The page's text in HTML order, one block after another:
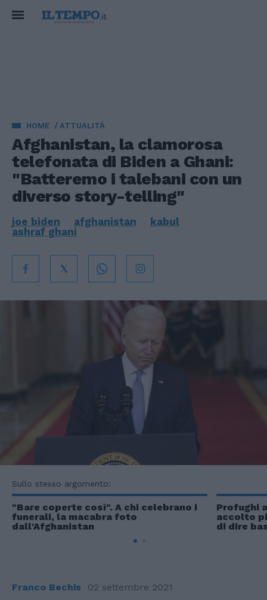
HOME ATTUALITÀ
Afghanistan, la clamorosa
telefonata di Biden a Ghani:
"Batteremo i talebani con un
diverso story-telling"
joe biden afghanistan
kabul
ashraf ghani
Sullo stesso argomento:
"Bare coperte così". A chi celebrano i
funerali, la macabra foto
dall'Afghanistan
Profughi
accolto
di dire
Franco Bechis 02 settembre 2021